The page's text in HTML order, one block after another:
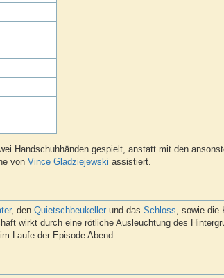
Handschuhhänden gespielt, anstatt mit den
von Vince Gladziejewski assistiert.
, den Quietschbeukeller und das Schloss , sowie
wirkt durch eine rötliche Ausleuchtung des
Laufe der Episode Abend.